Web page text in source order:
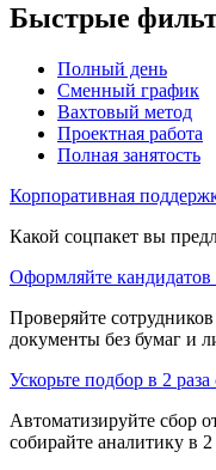
Быстрые
Полный день
Сменный график
Вахтовый метод
Проектная работа
Полная занятость
Корпоративная
Какой соцпакет вы
Оформляйте кандидатов
Проверяйте
документы без бумаг и
Ускорьте подбор в 2
Автоматизируйте сбор
собирайте аналитику в